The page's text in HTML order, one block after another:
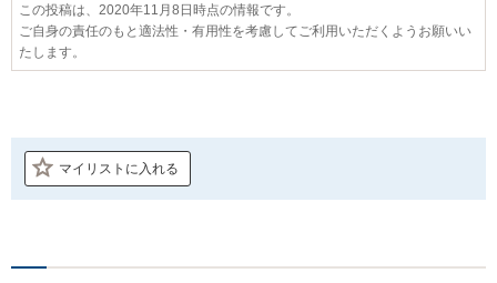
この投稿は、2020年11月8日時点の情報です。
ご自身の責任のもと適法性・有用性を考慮してご利用いただくようお願いい
たします。
マイリストに入れる